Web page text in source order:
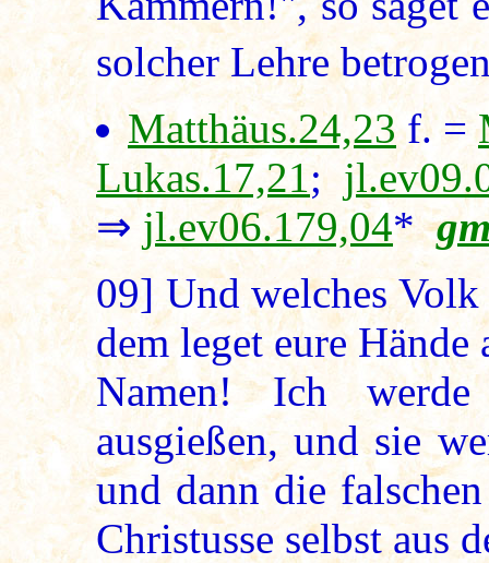
solcher Lehre
Matthäus.24,23f. =
Lukas.17,21;
⇒ jl.ev06.179,04*
09] Und welches
dem leget eure
Namen! Ich
ausgießen, und sie
und dann die
Christusse selbst aus